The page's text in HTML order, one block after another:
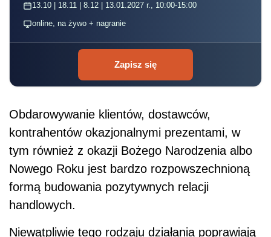
13.10 | 18.11 | 8.12 | 13.01.2027 r., 10:00-15:00
online, na żywo + nagranie
Zapisz się
Obdarowywanie klientów, dostawców,
kontrahentów okazjonalnymi prezentami, w
tym również z okazji Bożego Narodzenia albo
Nowego Roku jest bardzo rozpowszechnioną
formą budowania pozytywnych relacji
handlowych.
Niewątpliwie tego rodzaju działania poprawiają